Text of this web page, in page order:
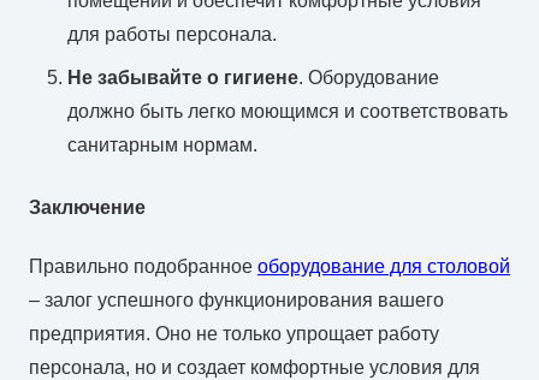
для работы персонала.
Не забывайте о гигиене. Оборудование
должно быть легко моющимся и соответствовать
санитарным нормам.
Заключение
Правильно подобранное оборудование для столовой
– залог успешного функционирования вашего
предприятия. Оно не только упрощает работу
персонала, но и создает комфортные условия для